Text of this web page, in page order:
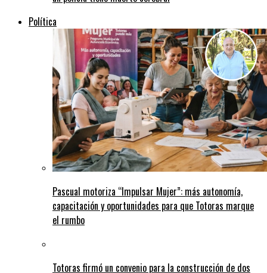
Política
Pascual motoriza “Impulsar Mujer”: más autonomía,
capacitación y oportunidades para que Totoras marque
el rumbo
Totoras firmó un convenio para la construcción de dos